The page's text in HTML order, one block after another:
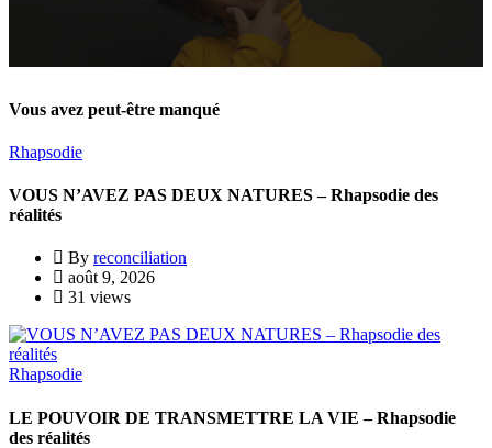
Vous avez peut-être manqué
Rhapsodie
VOUS N’AVEZ PAS DEUX NATURES – Rhapsodie des
réalités
By reconciliation
août 9, 2026
31 views
Rhapsodie
LE POUVOIR DE TRANSMETTRE LA VIE – Rhapsodie
des réalités